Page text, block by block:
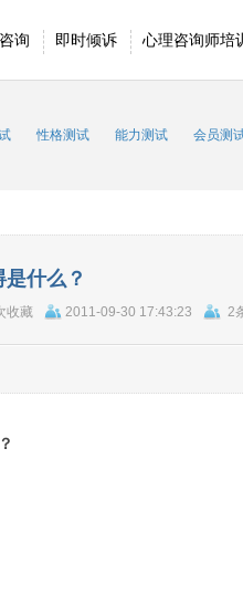
询 即时倾诉 心理咨询师培
性格测试 能力测试 会员测
什么？
收藏 2011-09-30 17:43:23 2